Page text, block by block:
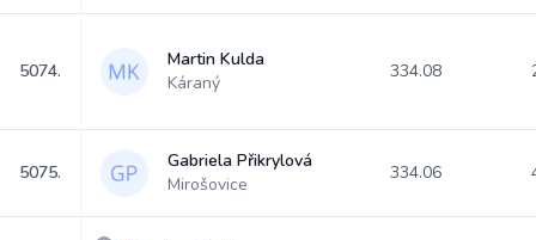
5074.
Martin Kulda
Káraný
334.08
5075.
Gabriela Přikrylová
Mirošovice
334.06